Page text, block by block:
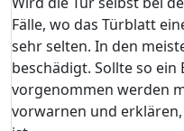
Fälle, wo das Türblatt
sehr selten. In den
beschädigt. Sollte so
vorgenommen werden
vorwarnen und